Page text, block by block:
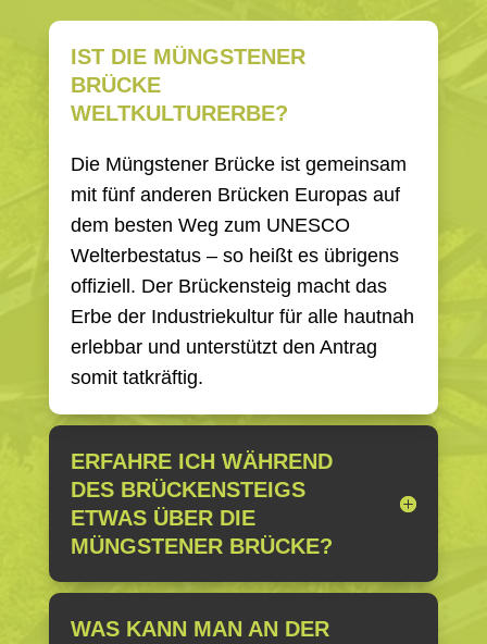
IST DIE MÜNGSTENER
BRÜCKE
WELTKULTURERBE?
Die Müngstener Brücke ist gemeinsam
mit fünf anderen Brücken Europas auf
dem besten Weg zum UNESCO
Welterbestatus – so heißt es übrigens
offiziell. Der Brückensteig macht das
Erbe der Industriekultur für alle hautnah
erlebbar und unterstützt den Antrag
somit tatkräftig.
ERFAHRE ICH WÄHREND
DES BRÜCKENSTEIGS
ETWAS ÜBER DIE
MÜNGSTENER BRÜCKE?
WAS KANN MAN AN DER